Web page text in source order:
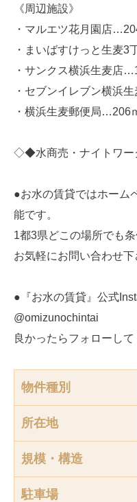
《周辺施設》
・マルエツ花月園店
・まいばすけっと生麦
・サンクス横浜生麦店
・セブンイレブン横浜
・横浜生麦郵便局…206
◇◆水商売・ナイトワ
●お水の賃貸ではホーム
能です。
1都3県どこの場所でも
お気軽にお問い合わせ下
●『お水の賃貸』公式
@omizunochintai
良かったらフォローして
物件種別
所在地
規模・構造
駐車場